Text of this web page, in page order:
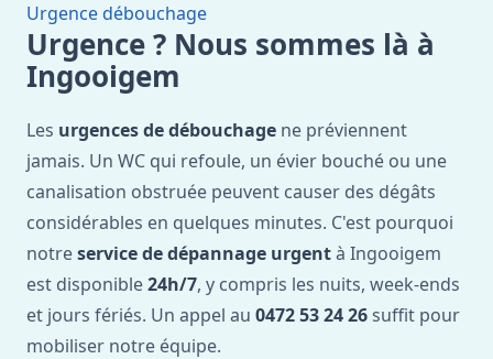
Urgence débouchage
Urgence ? Nous sommes là à
Ingooigem
Les urgences de débouchage ne préviennent
jamais. Un WC qui refoule, un évier bouché ou une
canalisation obstruée peuvent causer des dégâts
considérables en quelques minutes. C'est pourquoi
notreservice de dépannage urgentà Ingooigem
est disponible24h/7, y compris les nuits, week-ends
et jours fériés. Un appel au 0472 53 24 26 suffit pour
mobiliser notre équipe.